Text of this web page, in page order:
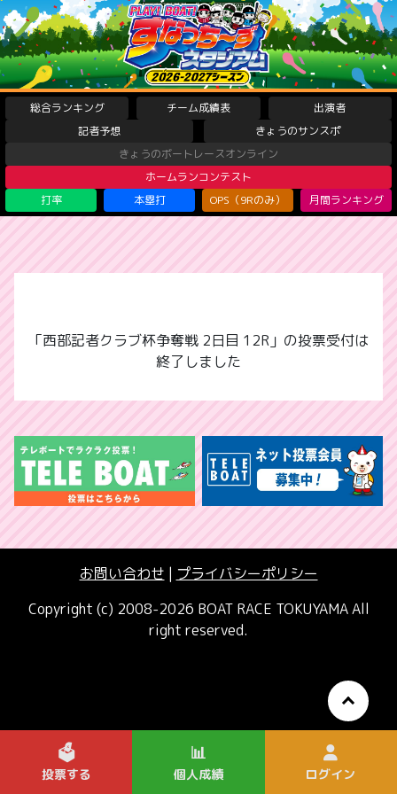
総合ランキング チーム成績表
出演者
記者予想
きょうのサンスポ
きょうのボートレースオンライン
ホームランコンテスト
打率
本塁打 OPS（9Rのみ） 月間ランキング
「西部記者クラブ杯争奪戦 2日目 12R」の投票受付は
終了しました
お問い合わせ | プライバシーポリシー
Copyright (c) 2008-2026 BOAT RACE TOKUYAMA All
right reserved.
🗳️
投票する
📊
個人成績 ログイン